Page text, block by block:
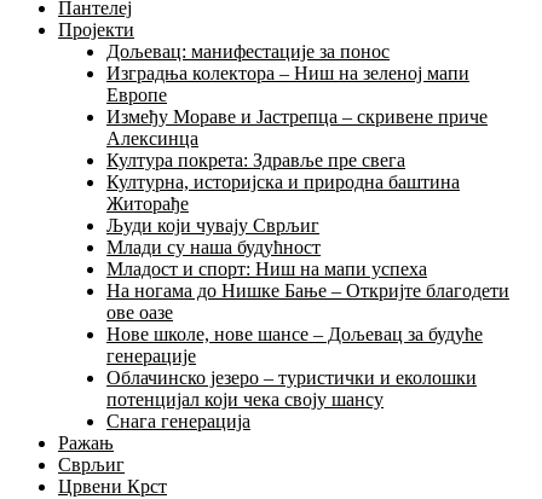
Пантелеј
Пројекти
Дољевац: манифестације за понос
Изградња колектора – Ниш на зеленој мапи
Европе
Између Мораве и Јастрепца – скривене приче
Алексинца
Култура покрета: Здравље пре свега
Културна, историјска и природна баштина
Житорађе
Људи који чувају Сврљиг
Млади су наша будућност
Младост и спорт: Ниш на мапи успеха
На ногама до Нишке Бање – Откријте благодети
ове оазе
Нове школе, нове шансе – Дољевац за будуће
генерације
Облачинско језеро – туристички и еколошки
потенцијал који чека своју шансу
Снага генерација
Ражањ
Сврљиг
Црвени Крст